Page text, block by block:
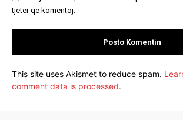
tjetër që komentoj.
This site uses Akismet to reduce spam.
comment data is processed.